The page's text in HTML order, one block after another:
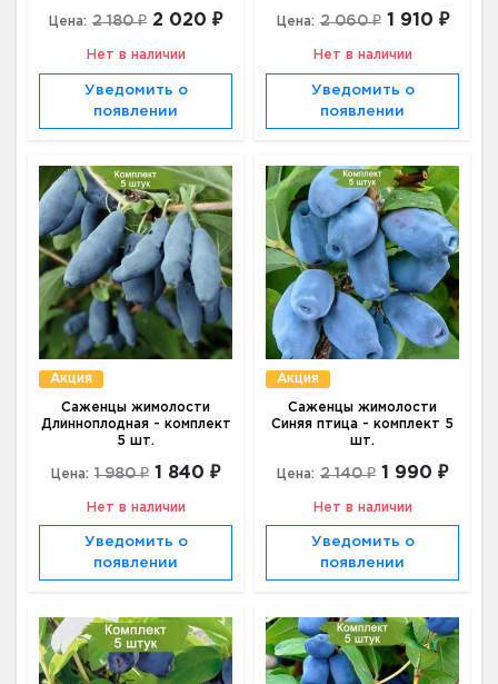
Цена: 2 180 ₽ 2 020 ₽
Нет в наличии
Уведомить о
появлении
Цена: 2 060 ₽ 1 910 ₽
Нет в наличии
Уведомить о
появлении
Акция
Саженцы жимолости
Длинноплодная - комплект
5 шт.
Цена: 1 980 ₽ 1 840 ₽
Нет в наличии
Уведомить о
появлении
Акция
Саженцы жимолости
Синяя птица - комплект 5
шт.
Цена: 2 140 ₽ 1 990 ₽
Нет в наличии
Уведомить о
появлении